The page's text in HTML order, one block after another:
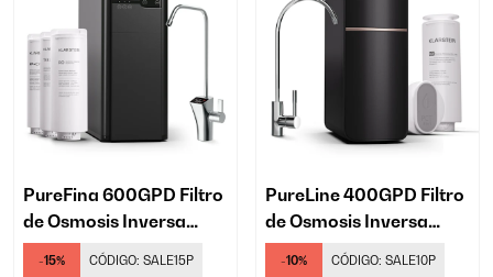
PureFina 600GPD Filtro
de Osmosis Inversa​
Debaixo da Pia Preto
-15% CÓDIGO: SALE15P
PureLine 400GPD Filtro
de Osmosis Inversa​
Debaixo da Pia Preto
-10% CÓDIGO: SALE10P